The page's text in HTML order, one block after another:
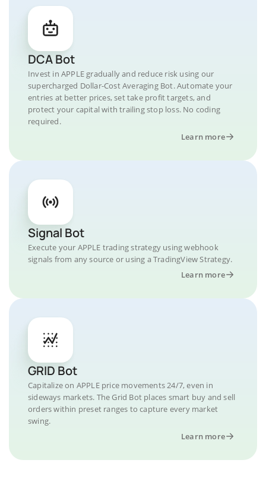
DCA Bot
Invest in APPLE gradually and reduce risk using our
supercharged Dollar-Cost Averaging Bot. Automate your
entries at better prices, set take profit targets, and
protect your capital with trailing stop loss. No coding
required.
Learn more
Signal Bot
Execute your APPLE trading strategy using webhook
signals from any source or using a TradingView Strategy.
Learn more
GRID Bot
Capitalize on APPLE price movements 24/7, even in
sideways markets. The Grid Bot places smart buy and sell
orders within preset ranges to capture every market
swing.
Learn more